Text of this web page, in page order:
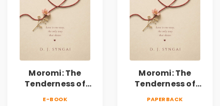
Moromi: The
Tenderness of
E-BOOK
Moromi: The
Tenderness of
PAPERBACK